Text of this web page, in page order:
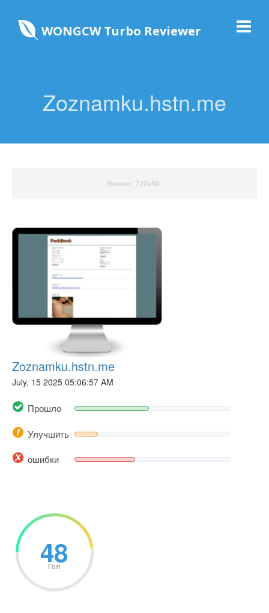
WONGCW Turbo Reviewer
Zoznamku.hstn.me
Zoznamku.hstn.me
July, 15 2025 05:06:57 AM
Прошло
Улучшить
ошибки
48
Гол